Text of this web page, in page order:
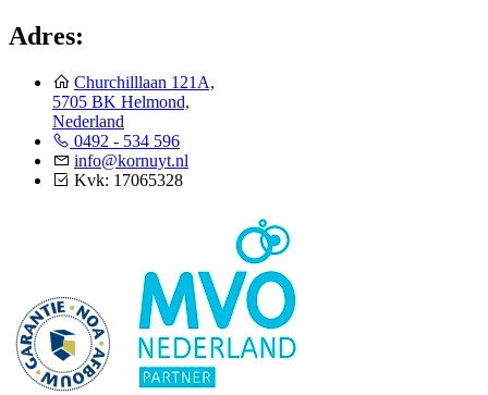
Adres:
Churchilllaan 121A,
5705 BK Helmond,
Nederland
0492 - 534 596
info@kornuyt.nl
Kvk: 17065328